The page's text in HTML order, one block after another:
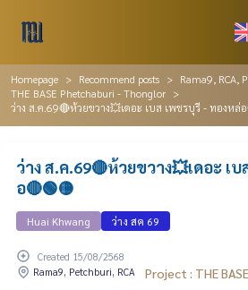
Homepage Recommend posts
Rama9, RCA,
THE BASE Phetchaburi - Thonglor
ว่าง ส.ค.69🔴ห้วยขวาง💥เดอะ เบส เพชรบุรี - ทองหล่
ว่าง ส.ค.69🔴ห้วยขวาง💥เดอะ เ
อ🔴🟢🟡
Huai Khwang ว่าง สค 69
Created 15/08/2568
Rama9, Petchburi, RCA
Project : THE